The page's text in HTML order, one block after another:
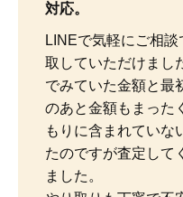
対応。
LINEで気軽にご相
取していただけまし
でみていた金額と最
のあと金額もまった
もりに含まれていな
たのですが査定して
ました。